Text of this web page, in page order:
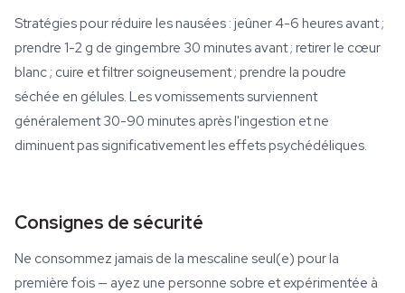
Stratégies pour réduire les nausées : jeûner 4-6 heures avant ;
prendre 1-2 g de gingembre 30 minutes avant ; retirer le cœur
blanc ; cuire et filtrer soigneusement ; prendre la poudre
séchée en gélules. Les vomissements surviennent
généralement 30-90 minutes après l'ingestion et ne
diminuent pas significativement les effets psychédéliques.
Consignes de sécurité
Ne consommez jamais de la mescaline seul(e) pour la
première fois — ayez une personne sobre et expérimentée à